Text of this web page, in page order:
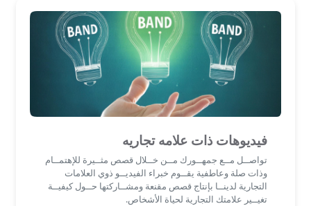
فيديوهات ذات علامه تجاريه
تواصــل مــع جمهــورك مــن خــلال قصص مثــيرة للإهتمــام
وذات صلة وعاطفية يقــوم خبراء الفيديــو ذوي العلامات
التجارية لدينــا بإنتاج قصص مقنعة ومشــاركتها حــول كيفيــة
تغيــير علامتك التجارية لحياة الأشخاص.